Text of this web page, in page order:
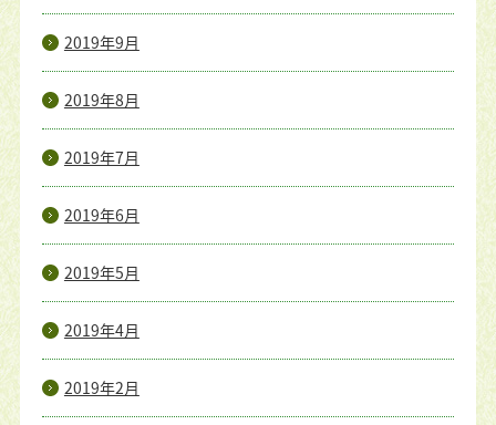
2019年9月
2019年8月
2019年7月
2019年6月
2019年5月
2019年4月
2019年2月